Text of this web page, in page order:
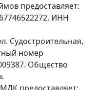
предоставляет:
ИНН
Судостроительная,
номер
Общество